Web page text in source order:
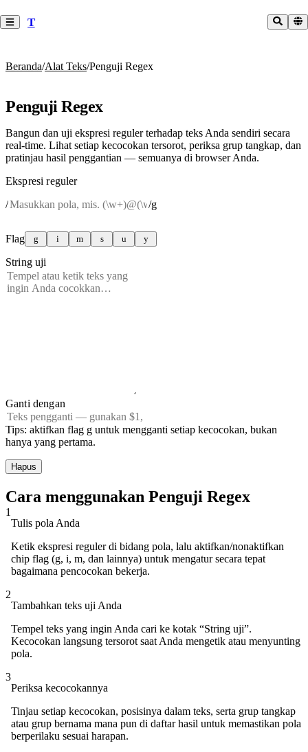
T
Beranda/Alat Teks/Penguji Regex
Penguji Regex
Bangun dan uji ekspresi reguler terhadap teks Anda sendiri secara
real-time. Lihat setiap kecocokan tersorot, periksa grup tangkap, dan
pratinjau hasil penggantian — semuanya di browser Anda.
Ekspresi reguler
/
/g
Flag g i m s u y
String uji
Ganti dengan
Tips: aktifkan flag g untuk mengganti setiap kecocokan, bukan
hanya yang pertama.
Hapus
Cara menggunakan Penguji Regex
1
Tulis pola Anda
Ketik ekspresi reguler di bidang pola, lalu aktifkan/nonaktifkan
chip flag (g, i, m, dan lainnya) untuk mengatur secara tepat
bagaimana pencocokan bekerja.
2
Tambahkan teks uji Anda
Tempel teks yang ingin Anda cari ke kotak “String uji”.
Kecocokan langsung tersorot saat Anda mengetik atau menyunting
pola.
3
Periksa kecocokannya
Tinjau setiap kecocokan, posisinya dalam teks, serta grup tangkap
atau grup bernama mana pun di daftar hasil untuk memastikan pola
berperilaku sesuai harapan.